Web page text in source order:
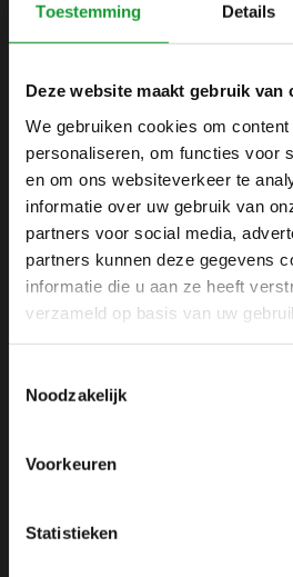
Toestemming Details
Deze website maakt gebruik van
We gebruiken cookies om
personaliseren, om functies voor
en om ons websiteverkeer te
informatie over uw gebruik van
partners voor social media,
partners kunnen deze gegevens
informatie die u aan ze heeft
verzameld op basis van uw
Noodzakelijk
Voorkeuren
Statistieken
Webshop voor
Zijlijnstraat
1433 DC
+31 6 42 52
+31 6 42 52